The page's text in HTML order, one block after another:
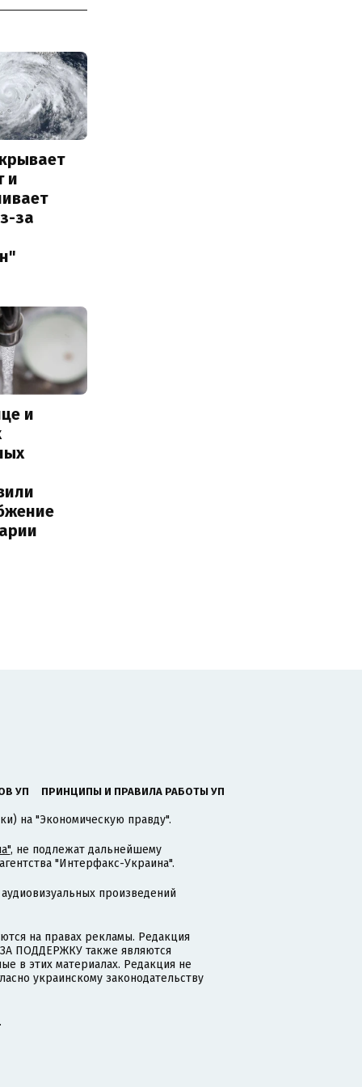
и
за
и
УП ПРИНЦИПЫ И ПРАВИЛА РАБОТЫ УП
на "Экономическую правду".
, не подлежат дальнейшему
"Интерфакс-Украина".
произведений
на правах рекламы. Редакция
ПОДДЕРЖКУ также являются
в этих материалах. Редакция не
украинскому законодательству